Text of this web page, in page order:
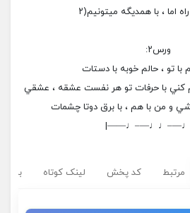
اما ، با همديگه ميتونيم(٢
ورس٢:
با تو ، حالم خوبه با دستات
كني با حرفات تو هر نفست عشقه ، عشقي
و من با هم ، با برق دوتا چشمات
مرتبط کد پخش لینک کوتاه